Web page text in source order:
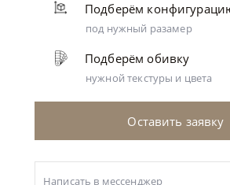
Подберём
под нужный разамер
Подберём обивку
нужной текстуры и цвета
Оставить заявку
Написать в мессенджер